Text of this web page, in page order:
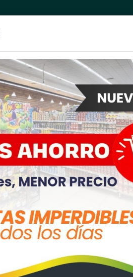
FIGHIERA GENERAL LAGOS POLICIALES